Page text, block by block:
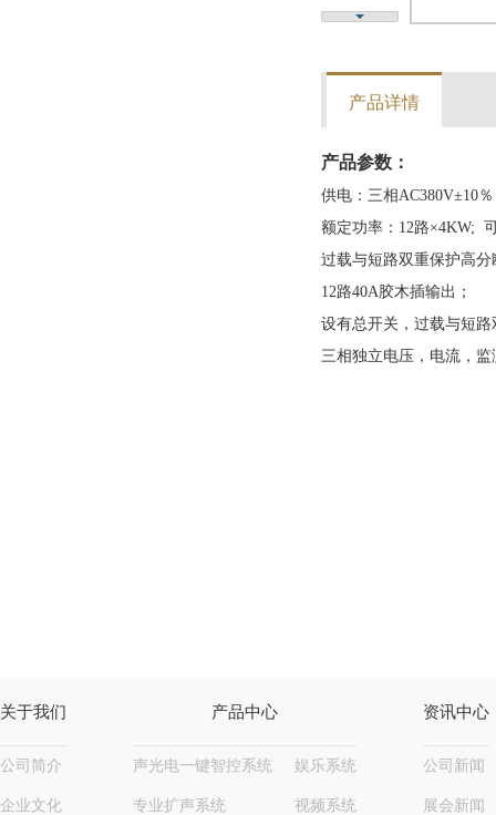
产品详情
产品参数：
供电：三相AC380V±10
额定功率：12路×4KW;
过载与短路双重保护高
12路40A胶木插输出；
设有总开关，过载与短
三相独立电压，电流，
关于我们
公司简介
企业文化
产品中心
声光电一键智控系统
专业扩声系统
娱乐系统
视频系统
资讯中心
公司新闻
展会新闻